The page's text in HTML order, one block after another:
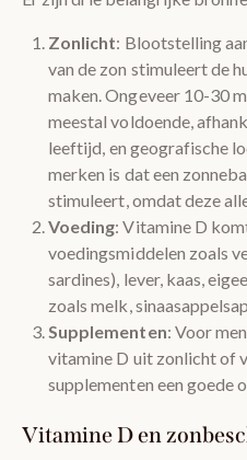
Zonlicht: Blootstelling
van de zon stimuleert de
maken. Ongeveer 10-30
meestal voldoende,
leeftijd, en geografische
merken is dat een
stimuleert, omdat deze
Voeding: Vitamine D
voedingsmiddelen zoals
sardines), lever, kaas,
zoals melk,
Supplementen: Voor
vitamine D uit zonlicht of
supplementen een goede
Vitamine D en